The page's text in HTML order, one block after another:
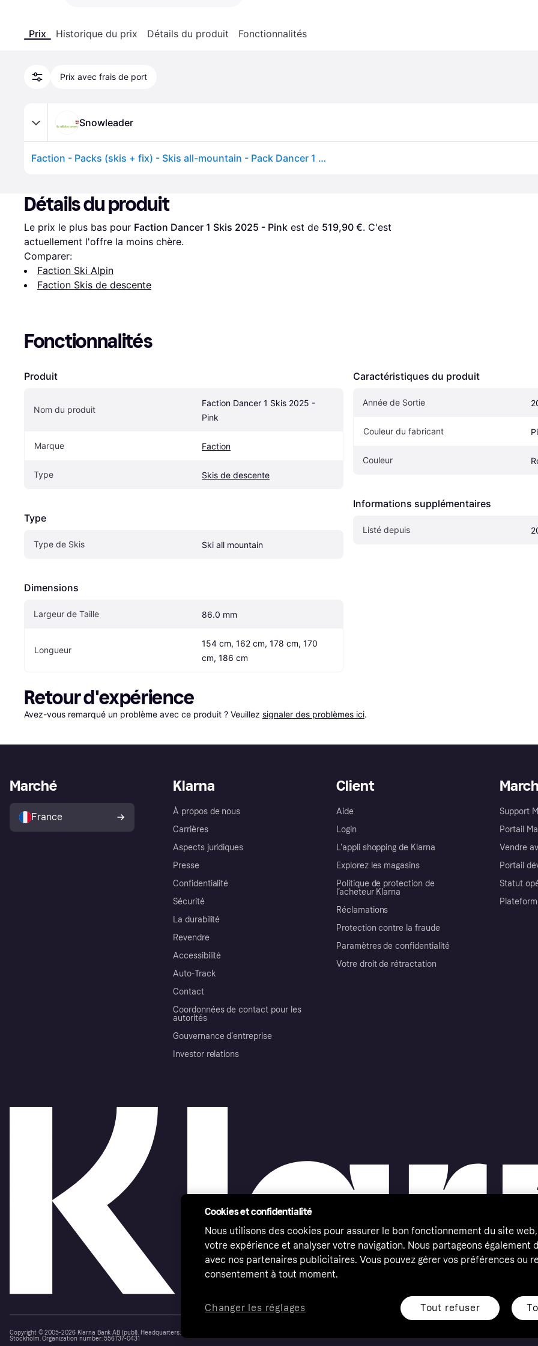
Prix Historique du prix Détails du produit Fonctionnalités
Prix avec frais de port
Snowleader
Faction - Packs (skis + fix) - Skis all-mountain - Pack Dancer 1 Pink 2026 en Bois - Rose
Détails du produit
Le prix le plus bas pour Faction Dancer 1 Skis 2025 - Pink est de 519,90 €. C'est
actuellement l'offre la moins chère.
Comparer:
Faction Ski Alpin
Faction Skis de descente
Fonctionnalités
Produit
Nom du produit
Faction Dancer 1 Skis 2025 -
Pink
Marque Faction
Type Skis de descente
Type
Type de Skis Ski all mountain
Dimensions
Largeur de Taille 86.0 mm
Longueur
154 cm, 162 cm, 178 cm, 170
cm, 186 cm
Caractéristiques du produit
Année de Sortie
Couleur du fabricant
Couleur
Informations supplémentaires
Listé depuis
Retour d'expérience
Avez-vous remarqué un problème avec ce produit ? Veuillez signaler des problèmes ici.
Klarna
À propos de nous
Carrières
Aspects juridiques
Presse
Confidentialité
Sécurité
La durabilité
Revendre
Accessibilité
Auto-Track
Contact
Coordonnées de contact pour les
autorités
Gouvernance d’entreprise
Investor relations
Client
Aide
Login
L'appli shopping de Klarna
Explorez les magasins
Politique de protection de
l’acheteur Klarna
Réclamations
Protection contre la fraude
Paramètres de confidentialité
Votre droit de rétractation
Support
Portail
Vendre
Portail
Statut
Marché
France
Copyright © 2005-2026 Klarna Bank AB (publ). Headquarters: Stockholm, Sweden. All rights reserved. Klarna Bank AB (publ). Sveavägen 46, 111 34
Stockholm. Organization number: 556737-0431
Cookies et confidentialité
Nous utilisons des cookies pour assurer le bon fonctionnement du site
votre expérience et analyser votre navigation. Nous partageons également
avec nos partenaires publicitaires. Vous pouvez gérer vos préférences ou
consentement à tout moment.
Tout refuser
Changer les réglages